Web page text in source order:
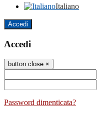
Italiano
Accedi
Accedi
button close ×
Password dimenticata?